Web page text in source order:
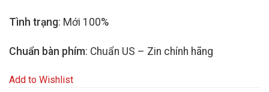
Tình trạng: Mới 100%
Chuẩn bàn phím: Chuẩn US – Zin chính hãng
Add to Wishlist